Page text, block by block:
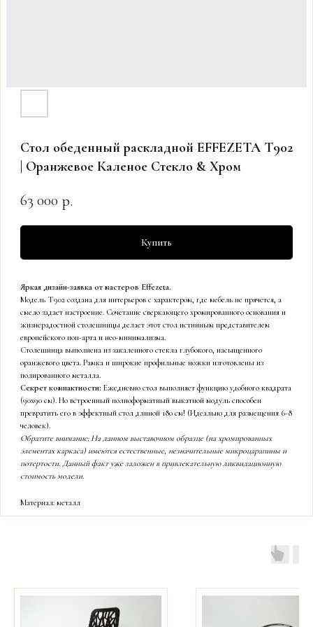
Стол обеденный раскладной EFFEZETA T902
| Оранжевое Каленое Стекло & Хром
63 000 р.
Купить
Яркая дизайн-заявка от мастеров Effezeta.
Модель T902 создана для интерьеров с характером, где мебель не прячется, а
смело задает настроение. Сочетание сверкающего хромированного основания и
жизнерадостной столешницы делает этот стол истинным представителем
европейского поп-арта и нео-минимализма.
Столешница выполнена из закаленного стекла глубокого, насыщенного
оранжевого цвета. Рамка и широкие профильные ножки изготовлены из
полированного металла.
Секрет компактности: Ежедневно стол выполняет функцию удобного квадрата
(90х90 см). Но встроенный полноформатный выкатной модуль способен
превратить его в эффектный стол длиной 180 см! (Идеально для размещения 6-8
человек).
Обратите внимание: На данном выставочном образце (на хромированных
элементах каркаса) имеются естественные, незначительные микроцарапины и
потертости. Данный факт уже заложен в привлекательную ликвидационную
стоимость модели.
Материал: металл